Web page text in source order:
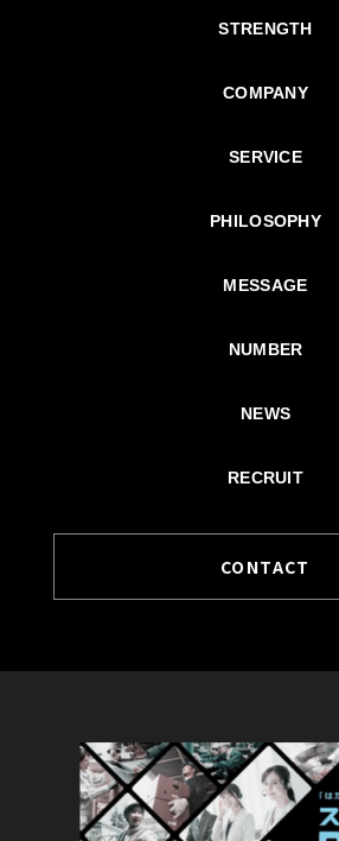
STRENGTH
COMPANY
SERVICE
PHILOSOPHY
MESSAGE
NUMBER
NEWS
RECRUIT
CONTACT